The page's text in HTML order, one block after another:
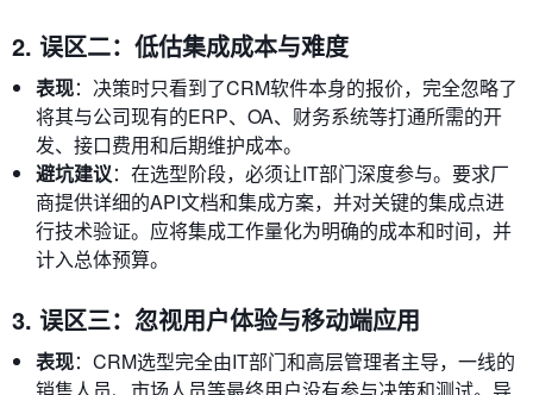
2. 误区二：低估集成成本与难度
表现：决策时只看到了CRM软件本身的报价，完全忽略了
将其与公司现有的ERP、OA、财务系统等打通所需的开
发、接口费用和后期维护成本。
避坑建议：在选型阶段，必须让IT部门深度参与。要求厂
商提供详细的API文档和集成方案，并对关键的集成点进
行技术验证。应将集成工作量化为明确的成本和时间，并
计入总体预算。
3. 误区三：忽视用户体验与移动端应用
表现：CRM选型完全由IT部门和高层管理者主导，一线的